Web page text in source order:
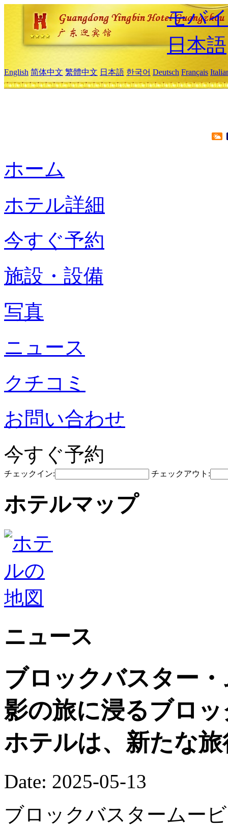
モバ
日本語
English 简体中文 繁體中文 日本語 한국어 Deutsch Français
ホーム
ホテル詳細
今すぐ予約
施設・設備
写真
ニュース
クチコミ
お問い合わせ
今すぐ予約
チェックイン: チェックアウト:
ホテルマップ
ニュース
ブロックバスター
影の旅に浸るブロ
ホテルは、新たな
Date: 2025-05-13
ブロックバスタームー